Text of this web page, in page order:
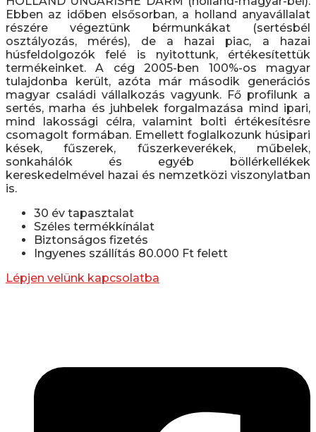
Ebben az időben elsősorban, a holland anyavállalat
részére végeztünk bérmunkákat (sertésbél
osztályozás, mérés), de a hazai piac, a hazai
húsfeldolgozók felé is nyitottunk, értékesítettük
termékeinket. A cég 2005-ben 100%-os magyar
tulajdonba került, azóta már második generációs
magyar családi vállalkozás vagyunk. Fő profilunk a
sertés, marha és juhbelek forgalmazása mind ipari,
mind lakossági célra, valamint bolti értékesítésre
csomagolt formában. Emellett foglalkozunk húsipari
kések, fűszerek, fűszerkeverékek, műbelek,
sonkahálók és egyéb böllérkellékek
kereskedelmével hazai és nemzetközi viszonylatban
is.
30 év tapasztalat
Széles termékkínálat
Biztonságos fizetés
Ingyenes szállítás 80.000 Ft felett
Lépjen velünk kapcsolatba